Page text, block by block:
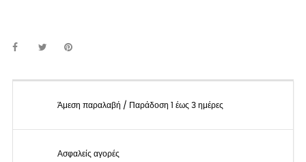
Άμεση παραλαβή / Παράδοση 1 έως 3 ημέρες
Ασφαλείς αγορές